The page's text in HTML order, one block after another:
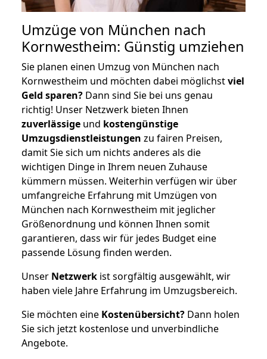
Umzüge von München nach
Kornwestheim: Günstig umziehen
Sie planen einen Umzug von München nach
Kornwestheim und möchten dabei möglichstviel
Geld sparen? Dann sind Sie bei uns genau
richtig! Unser Netzwerk bieten Ihnen
zuverlässige und kostengünstige
Umzugsdienstleistungen zu fairen Preisen,
damit Sie sich um nichts anderes als die
wichtigen Dinge in Ihrem neuen Zuhause
kümmern müssen. Weiterhin verfügen wir über
umfangreiche Erfahrung mit Umzügen von
München nach Kornwestheim mit jeglicher
Größenordnung und können Ihnen somit
garantieren, dass wir für jedes Budget eine
passende Lösung finden werden.
Unser Netzwerk ist sorgfältig ausgewählt, wir
haben viele Jahre Erfahrung im Umzugsbereich.
Sie möchten eine Kostenübersicht? Dann holen
Sie sich jetzt kostenlose und unverbindliche
Angebote.